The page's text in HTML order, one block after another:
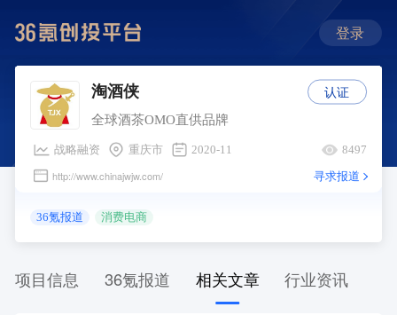
登录
淘酒侠
全球酒茶OMO直供品牌
战略融资 重庆市 2020-11 8497
http://www.chinajwjw.com/ 寻求报道
36氪报道 消费电商
认证
项目信息 36氪报道 相关文章 行业资讯